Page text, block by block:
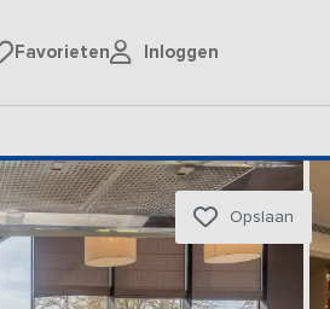
Favorieten Inloggen
Opslaan